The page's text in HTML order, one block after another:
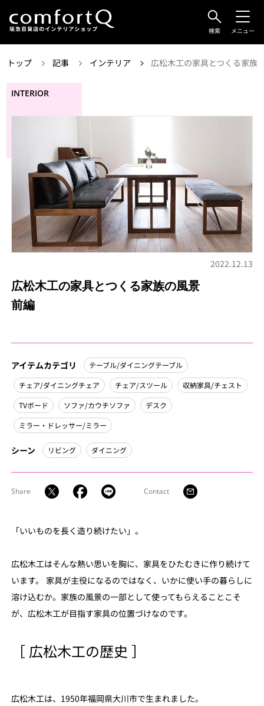
検索 メニュー
トップ 記事 インテリア 広松木工の家具とつくる家族
INTERIOR
2022.12.13
広松木工の家具とつくる家族の風景
前編
アイテムカテゴリ
テーブル/ダイニングテーブル
チェア/ダイニングチェア
チェア/スツール
収納家具/チェスト
TVボード
ソファ/カウチソファ
デスク
ミラー・ドレッサー/ミラー
シーン リビング ダイニング
Share Contact
「いいものを長く造り続けたい」。
広松木工はそんな熱い思いを胸に、家具をひたむきに作り続けて
います。 家具が主役になるのではなく、いかに使い手の暮らしに
溶け込むか。家族の風景の一部として使ってもらえることこそ
が、広松木工が目指す家具の位置づけなのです。
［ 広松木工の歴史 ］
広松木工は、1950年福岡県大川市で生まれました。